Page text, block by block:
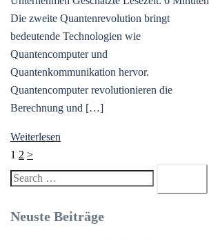
Die zweite Quantenrevolution bringt
bedeutende Technologien wie
Quantencomputer und
Quantenkommunikation hervor.
Quantencomputer revolutionieren die
Berechnung und […]
Weiterlesen
Seitennummerierung
der
1 2 >
Search…
Neuste Beiträge